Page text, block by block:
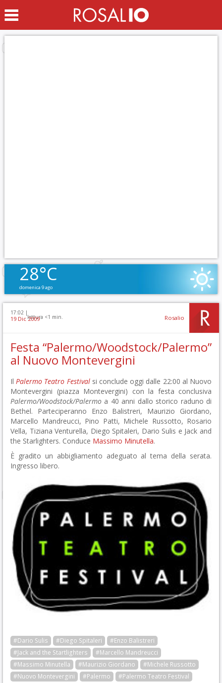
28°C
domenica 9 ago
17:02 |
lettura <1 min.
19 Dic 2009 Rosalio
Festa “Palermo/Woodstock/Palermo”
al Nuovo Montevergini
IlPalermo Teatro Festivalsi conclude oggi dalle 22:00 al Nuovo
Montevergini (piazza Montevergini) con la festa conclusiva
Palermo/Woodstock/Palermo a 40 anni dallo storico raduno di
Bethel. Parteciperanno Enzo Balistreri, Maurizio Giordano,
Marcello Mandreucci, Pino Patti, Michele Russotto, Rosario
Vella, Tiziana Venturella, Diego Spitaleri, Dario Sulis e Jack and
the Starlighters. Conduce Massimo Minutella.
È gradito un abbigliamento adeguato al tema della serata.
Ingresso libero.
#Dario Sulis #Diego Spitaleri
#Enzo Balistreri
#Jack and the Startlighters
#Marcello Mandreucci
#Massimo Minutella
#Maurizio Giordano
#Michele Russotto
#Nuovo Montevergini
#Palermo
#Palermo Teatro Festival